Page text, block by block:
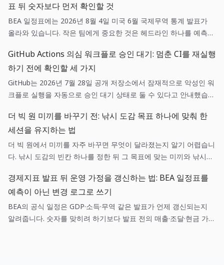
표 뒤 숫자보다 먼저 확인할 것
BEA 일정표에는 2026년 8월 4일 미국 6월 국제무역 통계 발표가
올라와 있습니다. 작은 팀에게 중요한 것은 헤드라인 하나를 예측하
와 연결되는지 기록하는 일입니다.
GitHub Actions 의심 워크플로 승인 대기: 멈춘 CI를 재실행
하기 전에 확인할 세 가지
GitHub는 2026년 7월 28일 공개 저장소에서 잠재적으로 악성인 워
크플로 실행을 자동으로 승인 대기 상태로 둘 수 있다고 안내했습니
권한을 짧은 순서로 확인하는 운영 작업입니다.
더 빅 원 미끼를 바꾸기 전: 낚시 도감 목표 하나에 맞춰 한
세션을 유지하는 법
더 빅 원에서 미끼를 자주 바꾸면 무엇이 달라졌는지 알기 어렵습니
다. 낚시 도감의 빈칸 하나를 정한 뒤 그 목표에 맞는 미끼와 낚시터
경제지표 발표 뒤 운영 가정을 갱신하는 법: BEA 일정표를
예측이 아닌 변경 로그로 쓰기
BEA의 공식 일정은 GDP·소득·무역 같은 발표가 언제 갱신되는지
알려줍니다. 숫자를 맞히려 하기보다 발표 전의 매출·조달·현금 가정